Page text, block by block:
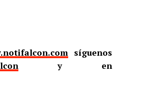
síguenos
y en